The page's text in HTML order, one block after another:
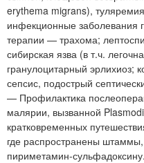
erythema migrans),
инфекционные заболевания
терапии — трахома;
сибирская язва (в т.ч.
гранулоцитарный эрлихиоз;
сепсис, подострый
— Профилактика
малярии, вызванной
кратковременных
где распространены
пириметамин-сульфадоксину.